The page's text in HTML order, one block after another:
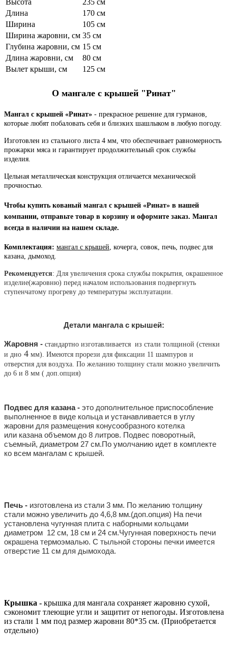
Длина
170 см
Ширина
105 см
Ширина жаровни, см 35 см
Глубина жаровни, см 15 см
Длина жаровни, см
80 см
Вылет крыши, см
125 см
О мангале с крышей "Ринат"
Мангал с крышей «Ринат» - прекрасное решение для гурманов,
которые любят побаловать себя и близких шашлыком в любую погоду.
Изготовлен из стального листа 4 мм, что обеспечивает равномерность
прожарки мяса и гарантирует продолжительный срок службы
изделия.
Цельная металлическая конструкция отличается механической
прочностью.
Чтобы купить кованый мангал с крышей «Ринат» в нашей
компании, отправьте товар в корзину и оформите заказ. Мангал
всегда в наличии на нашем складе.
Комплектация: мангал с крышей, кочерга, совок, печь, подвес для
казана, дымоход.
Рекомендуется: Для увеличения срока службы покрытия, окрашенное
изделие(жаровню) перед началом использования подвергнуть
ступенчатому прогреву до температуры эксплуатации.
Детали мангала с крышей:
Жаровня - стандартно изготавливается из стали толщиной (стенки
и дно 4 мм). Имеются прорези для фиксации 11 шампуров и
отверстия для воздуха. По желанию толщину стали можно увеличить
до 6 и 8 мм ( доп.опция)
Подвес для казана - это дополнительное приспособление
выполненное в виде кольца и устанавливается в углу
жаровни для размещения конусообразного котелка
или казана объемом до 8 литров. Подвес поворотный,
съемный, диаметром 27 см.По умолчанию идет в комплекте
ко всем мангалам с крышей.
Печь - изготовлена из стали 3 мм. По желанию толщину
стали можно увеличить до 4,6,8 мм.(доп.опция) На печи
установлена чугунная плита с наборными кольцами
диаметром 12 см, 18 см и 24 см.Чугунная поверхность печи
окрашена термоэмалью. С тыльной стороны печки имеется
отверстие 11 см для дымохода.
Крышка - крышка для мангала сохраняет жаровню сухой,
сэкономит тлеющие угли и защитит от непогоды. Изготовлена
из стали 1 мм под размер жаровни 80*35 см. (Приобретается
отдельно)